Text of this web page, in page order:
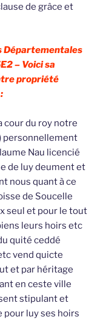
de grâce et
Départementales
– Voici sa
propriété
cour du roy notre
personnellement
Nau licencié
de luy deument et
nous quant à ce
de Soucelle
seul et pour le tout
leurs hoirs etc
quité ceddé
vend quicte
et par héritage
en ceste ville
stipulant et
pour luy ses hoirs